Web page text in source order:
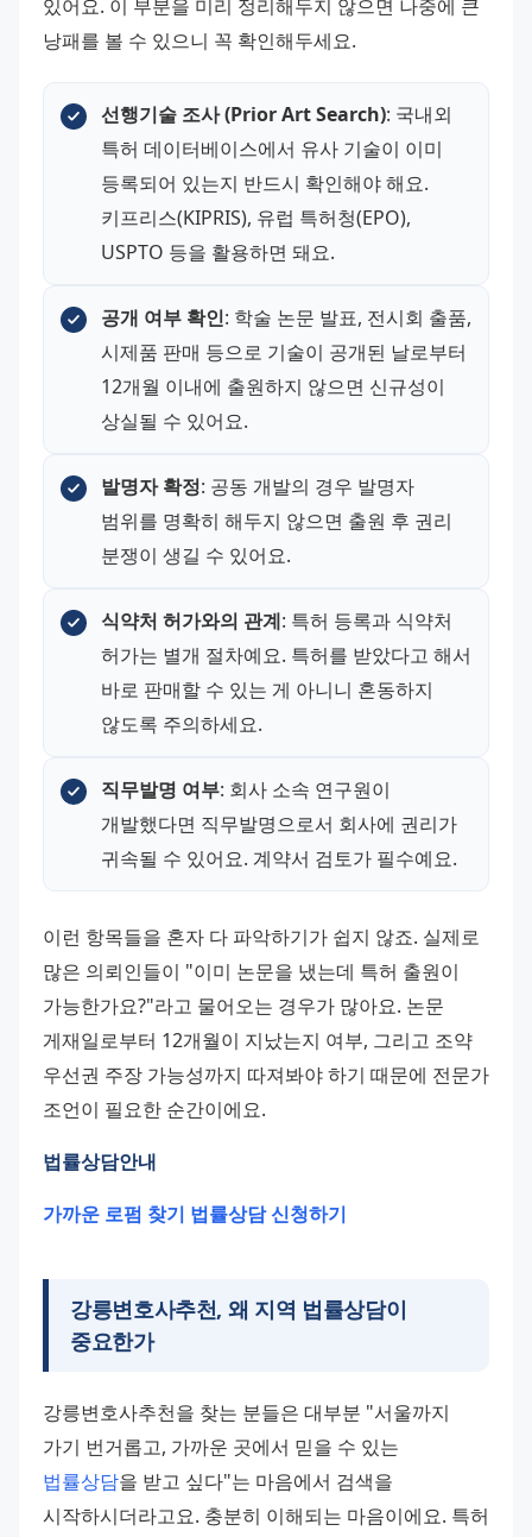
있어요. 이 부분을 미리 정리해두지 않으면 나중에 큰
낭패를 볼 수 있으니 꼭 확인해두세요.
선행기술 조사 (Prior Art Search): 국내외
특허 데이터베이스에서 유사 기술이 이미
등록되어 있는지 반드시 확인해야 해요.
키프리스(KIPRIS), 유럽 특허청(EPO),
USPTO 등을 활용하면 돼요.
공개 여부 확인: 학술 논문 발표, 전시회 출품,
시제품 판매 등으로 기술이 공개된 날로부터
12개월 이내에 출원하지 않으면 신규성이
상실될 수 있어요.
발명자 확정: 공동 개발의 경우 발명자
범위를 명확히 해두지 않으면 출원 후 권리
분쟁이 생길 수 있어요.
식약처 허가와의 관계: 특허 등록과 식약처
허가는 별개 절차예요. 특허를 받았다고 해서
바로 판매할 수 있는 게 아니니 혼동하지
않도록 주의하세요.
직무발명 여부: 회사 소속 연구원이
개발했다면 직무발명으로서 회사에 권리가
귀속될 수 있어요. 계약서 검토가 필수예요.
이런 항목들을 혼자 다 파악하기가 쉽지 않죠. 실제로
많은 의뢰인들이 "이미 논문을 냈는데 특허 출원이
가능한가요?"라고 물어오는 경우가 많아요. 논문
게재일로부터 12개월이 지났는지 여부, 그리고 조약
우선권 주장 가능성까지 따져봐야 하기 때문에 전문가
조언이 필요한 순간이에요.
법률상담안내
가까운 로펌 찾기 법률상담 신청하기
강릉변호사추천, 왜 지역 법률상담이
중요한가
강릉변호사추천을 찾는 분들은 대부분 "서울까지
법률상담을 받고 싶다"는 마음에서 검색을
시작하시더라고요. 충분히 이해되는 마음이에요. 특허